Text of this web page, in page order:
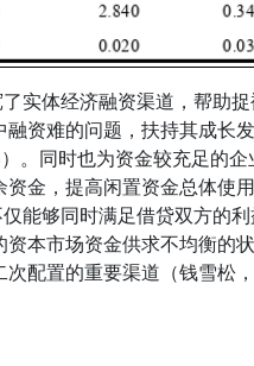
实体经济融资渠道，帮助
资难的问题，扶持其成长
。同时也为资金较充足的
金，提高闲置资金总体使
能够同时满足借贷双方的
本市场资金供求不均衡的
配置的重要渠道（钱雪松